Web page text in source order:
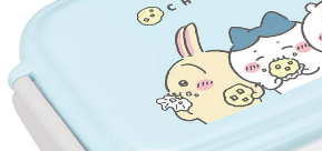
每筆NT$100，滿NT$999(含以上)免運費